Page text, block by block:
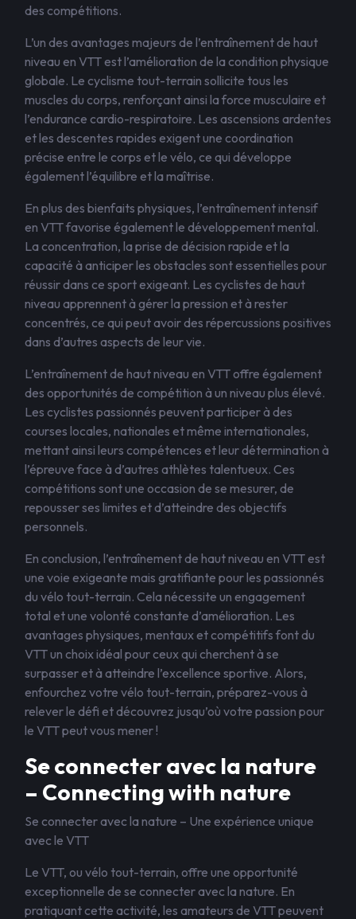
des compétitions.
L’un des avantages majeurs de l’entraînement de haut
niveau en VTT est l’amélioration de la condition physique
globale. Le cyclisme tout-terrain sollicite tous les
muscles du corps, renforçant ainsi la force musculaire et
l’endurance cardio-respiratoire. Les ascensions ardentes
et les descentes rapides exigent une coordination
précise entre le corps et le vélo, ce qui développe
également l’équilibre et la maîtrise.
En plus des bienfaits physiques, l’entraînement intensif
en VTT favorise également le développement mental.
La concentration, la prise de décision rapide et la
capacité à anticiper les obstacles sont essentielles pour
réussir dans ce sport exigeant. Les cyclistes de haut
niveau apprennent à gérer la pression et à rester
concentrés, ce qui peut avoir des répercussions positives
dans d’autres aspects de leur vie.
L’entraînement de haut niveau en VTT offre également
des opportunités de compétition à un niveau plus élevé.
Les cyclistes passionnés peuvent participer à des
courses locales, nationales et même internationales,
mettant ainsi leurs compétences et leur détermination à
l’épreuve face à d’autres athlètes talentueux. Ces
compétitions sont une occasion de se mesurer, de
repousser ses limites et d’atteindre des objectifs
personnels.
En conclusion, l’entraînement de haut niveau en VTT est
une voie exigeante mais gratifiante pour les passionnés
du vélo tout-terrain. Cela nécessite un engagement
total et une volonté constante d’amélioration. Les
avantages physiques, mentaux et compétitifs font du
VTT un choix idéal pour ceux qui cherchent à se
surpasser et à atteindre l’excellence sportive. Alors,
enfourchez votre vélo tout-terrain, préparez-vous à
relever le défi et découvrez jusqu’où votre passion pour
le VTT peut vous mener !
Se connecter avec la nature
– Connecting with nature
Se connecter avec la nature – Une expérience unique
avec le VTT
Le VTT, ou vélo tout-terrain, offre une opportunité
exceptionnelle de se connecter avec la nature. En
pratiquant cette activité, les amateurs de VTT peuvent